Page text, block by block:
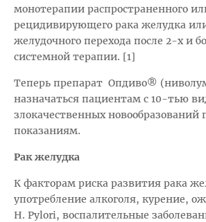
монотерапии распространенного
рецидивирующего рака желудка
желудочного перехода после 2-х и
системной терапии. [1]
Теперь препарат Опдиво®
назначаться пациентам с 10-тью
злокачественных новообразований
показаниям.
Рак желудка
К факторам риска развития рака
употребление алкоголя, курение,
H. Pylori, воспалительные